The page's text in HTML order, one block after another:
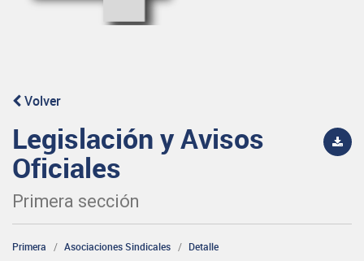
Volver
Legislación y Avisos
Oficiales
Primera sección
Primera Asociaciones Sindicales Detalle